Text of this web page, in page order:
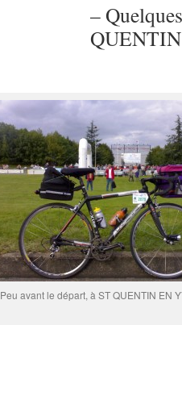
–
Peu avant le départ, à ST QUENTIN EN